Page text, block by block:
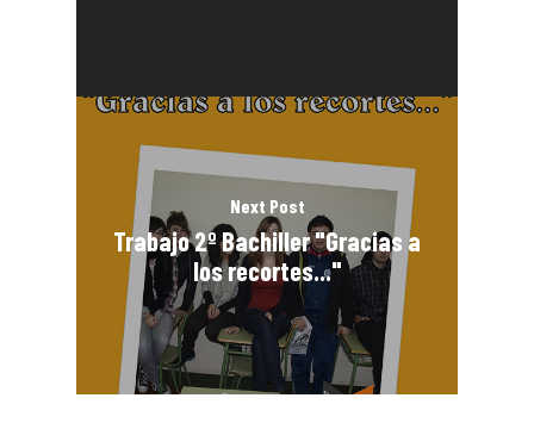
Next Post
Trabajo 2º Bachiller "Gracias a
los recortes..."